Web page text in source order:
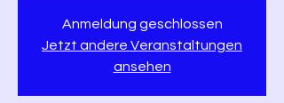
Anmeldung geschlossen
Jetzt andere Veranstaltungen
ansehen